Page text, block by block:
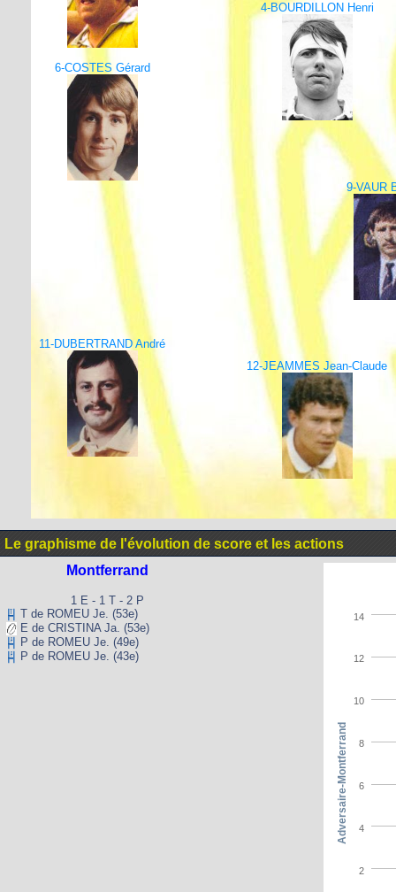
4-BOURDILLON Henri
6-COSTES Gérard
9-VAUR
11-DUBERTRAND André
12-JEAMMES Jean-Claude
Le graphisme de l'évolution de score et les actions
Montferrand
1 E - 1 T - 2 P
T de ROMEU Je. (53e)
E de CRISTINA Ja. (53e)
P de ROMEU Je. (49e)
P de ROMEU Je. (43e)
2
4
6
8
10
12
14
Adversaire-Montferrand